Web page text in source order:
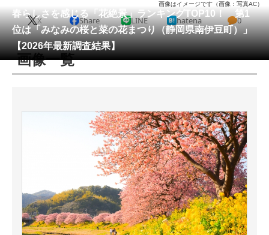
会員記事
メディア
注目記事を集めた総合ページ
スマホと通信の最新トレンド
進化するPCとデバイスの未来
好きが集まる 比べて選べる
ビジネスと働き方のヒント
AI活用のいまが分かる
春らしさを感じる「花絶景」ランキングTOP10！ 第1
位は「みなみの桜と菜の花まつり（静岡県南伊豆町）」
【2026年最新調査結果】
画像はイメージです（画像：写真AC）
X Share LINE hatena 0
画像一覧